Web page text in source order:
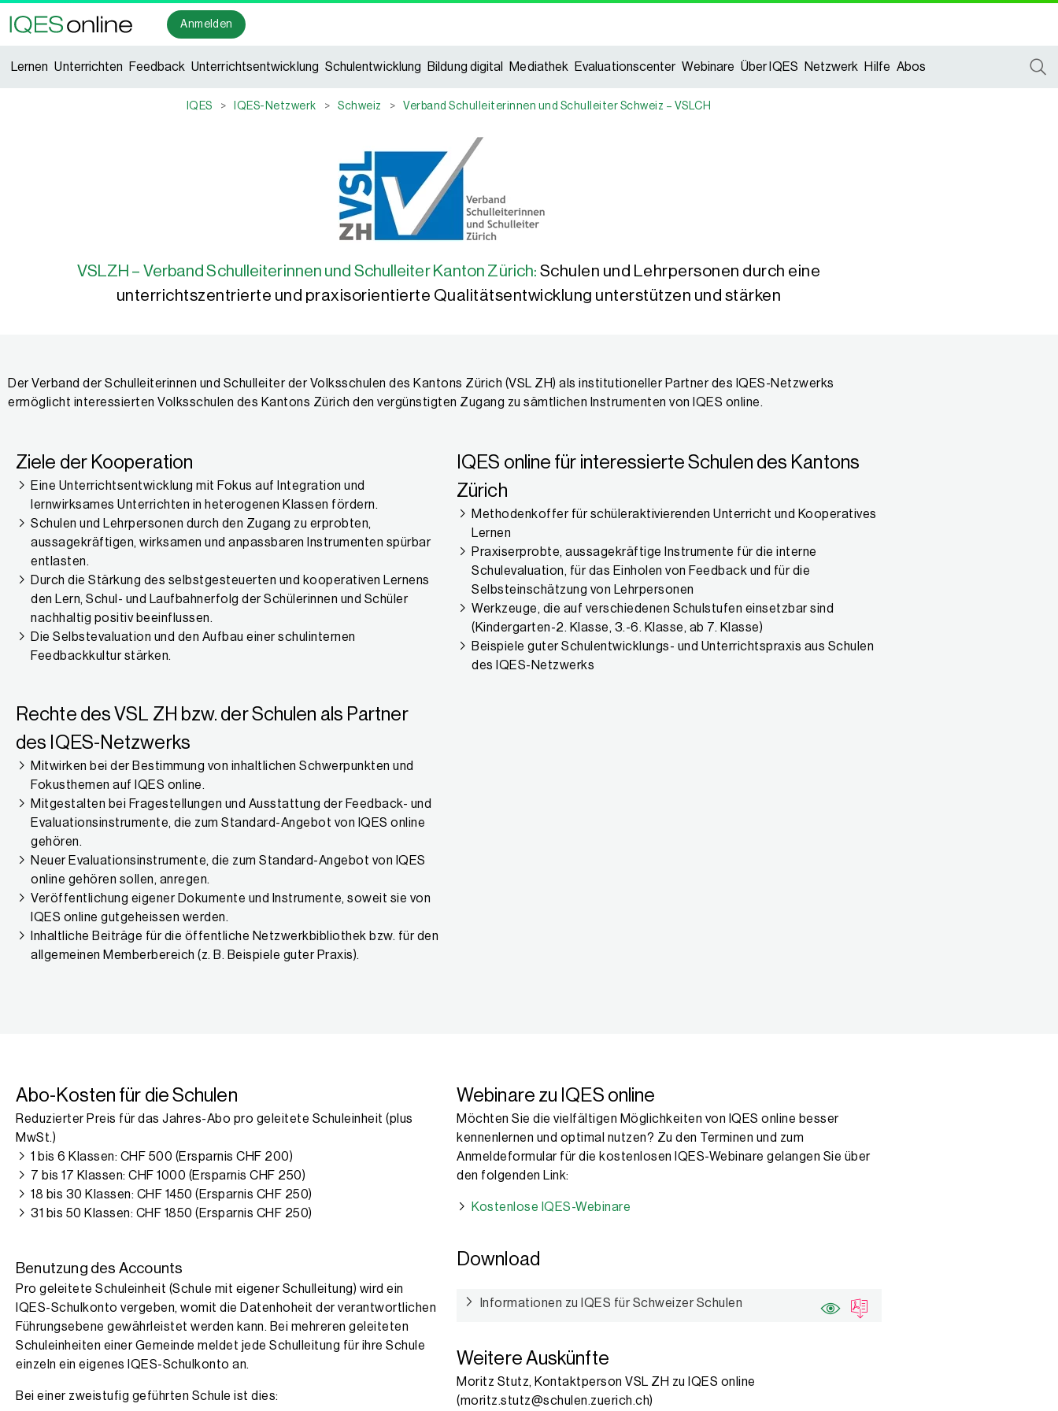
Anmelden
Lernen Unterrichten Feedback Unterrichtsentwicklung Schulentwicklung Bildung digital Mediathek Evaluationscenter Webinare Über IQES Netzwerk Hilfe Abos
IQES > IQES-Netzwerk > Schweiz > Verband Schulleiterinnen und Schulleiter Schweiz – VSLCH
VSLZH – Verband Schulleiterinnen und Schulleiter Kanton Zürich: Schulen und Lehrpersonen durch eine
unterrichtszentrierte und praxisorientierte Qualitätsentwicklung unterstützen und stärken
Der Verband der Schulleiterinnen und Schulleiter der Volksschulen des Kantons Zürich (VSL ZH) als institutioneller Partner des IQES-Netzwerks
ermöglicht interessierten Volksschulen des Kantons Zürich den vergünstigten Zugang zu sämtlichen Instrumenten von IQES online.
Ziele der Kooperation
Eine Unterrichtsentwicklung mit Fokus auf Integration und
lernwirksames Unterrichten in heterogenen Klassen fördern.
Schulen und Lehrpersonen durch den Zugang zu erprobten,
aussagekräftigen, wirksamen und anpassbaren Instrumenten spürbar
entlasten.
Durch die Stärkung des selbstgesteuerten und kooperativen Lernens
den Lern, Schul- und Laufbahnerfolg der Schülerinnen und Schüler
nachhaltig positiv beeinflussen.
Die Selbstevaluation und den Aufbau einer schulinternen
Feedbackkultur stärken.
Rechte des VSL ZH bzw. der Schulen als Partner
des IQES-Netzwerks
Mitwirken bei der Bestimmung von inhaltlichen Schwerpunkten und
Fokusthemen auf IQES online.
Mitgestalten bei Fragestellungen und Ausstattung der Feedback- und
Evaluationsinstrumente, die zum Standard-Angebot von IQES online
gehören.
Neuer Evaluationsinstrumente, die zum Standard-Angebot von IQES
online gehören sollen, anregen.
Veröffentlichung eigener Dokumente und Instrumente, soweit sie von
IQES online gutgeheissen werden.
Inhaltliche Beiträge für die öffentliche Netzwerkbibliothek bzw. für den
allgemeinen Memberbereich (z. B. Beispiele guter Praxis).
IQES online für interessierte Schulen des Kantons
Zürich
Methodenkoffer für schüleraktivierenden Unterricht und Kooperatives
Lernen
Praxiserprobte, aussagekräftige Instrumente für die interne
Schulevaluation, für das Einholen von Feedback und für die
Selbsteinschätzung von Lehrpersonen
Werkzeuge, die auf verschiedenen Schulstufen einsetzbar sind
(Kindergarten-2. Klasse, 3.-6. Klasse, ab 7. Klasse)
Beispiele guter Schulentwicklungs- und Unterrichtspraxis aus Schulen
des IQES-Netzwerks
Abo-Kosten für die Schulen
Reduzierter Preis für das Jahres-Abo pro geleitete Schuleinheit (plus
MwSt.)
1 bis 6 Klassen: CHF 500 (Ersparnis CHF 200)
7 bis 17 Klassen: CHF 1000 (Ersparnis CHF 250)
18 bis 30 Klassen: CHF 1450 (Ersparnis CHF 250)
31 bis 50 Klassen: CHF 1850 (Ersparnis CHF 250)
Benutzung des Accounts
Pro geleitete Schuleinheit (Schule mit eigener Schulleitung) wird ein
IQES-Schulkonto vergeben, womit die Datenhoheit der verantwortlichen
Führungsebene gewährleistet werden kann. Bei mehreren geleiteten
Schuleinheiten einer Gemeinde meldet jede Schulleitung für ihre Schule
einzeln ein eigenes IQES-Schulkonto an.
Bei einer zweistufig geführten Schule ist dies:
Webinare zu IQES online
Möchten Sie die vielfältigen Möglichkeiten von IQES online besser
kennenlernen und optimal nutzen? Zu den Terminen und zum
Anmeldeformular für die kostenlosen IQES-Webinare gelangen Sie über
den folgenden Link:
Kostenlose IQES-Webinare
Download
Informationen zu IQES für Schweizer Schulen
Weitere Auskünfte
Moritz Stutz, Kontaktperson VSL ZH zu IQES online
(moritz.stutz@schulen.zuerich.ch)